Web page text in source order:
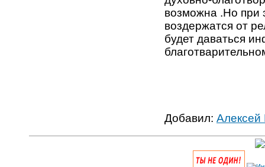
возможна .Но при
воздержатся от
будет даваться
Добавил: Алексей